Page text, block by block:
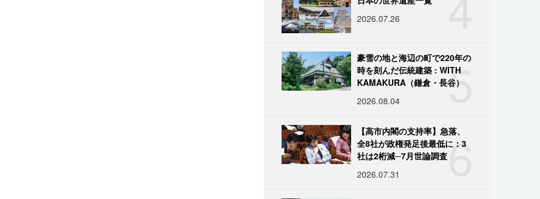
2026.07.26
5
豪雪の地と海辺の町で220年の
時を刻んだ伝統建築 : WITH
KAMAKURA（鎌倉・長谷）
2026.08.04
6
【高市内閣の支持率】急落、
全8社が政権発足後最低に：3
社は2桁減─7月世論調査
2026.07.31